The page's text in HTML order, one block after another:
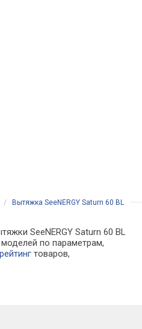
/ Вытяжка SeeNERGY Saturn 60 BL
SeeNERGY Saturn 60 BL
по параметрам,
рейтинг товаров,